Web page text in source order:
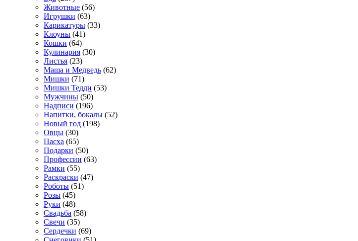
Животные (56)
Игрушки (63)
Карикатуры (33)
Клоуны (41)
Кошки (64)
Кулинария (30)
Листья (23)
Маша и Медведь (62)
Мишки (71)
Мишки Тедди (53)
Мужчины (50)
Надписи (196)
Напитки, бокалы (52)
Новый год (198)
Овцы (30)
Пасха (65)
Подарки (50)
Профессии (63)
Рамки (55)
Раскраски (47)
Роботы (51)
Розы (45)
Руки (48)
Свадьба (58)
Свечи (35)
Сердечки (69)